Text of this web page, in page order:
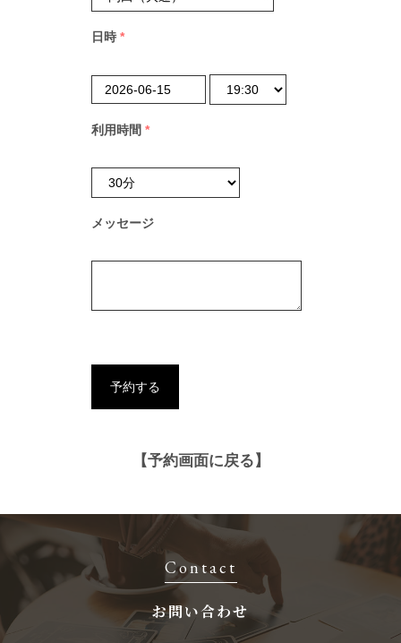
日時 *
利用時間 *
メッセージ
【予約画面に戻る】
Contact
お問い合わせ